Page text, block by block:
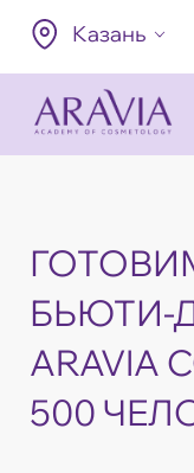
Казань
БЬЮТИ-
ARAVIA
500